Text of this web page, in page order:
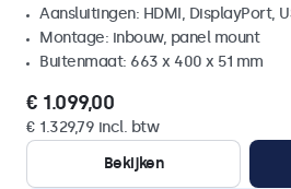
Aansluitingen: HDMI, DisplayPort,
Montage: inbouw, panel mount
Buitenmaat: 663 x 400 x 51 mm
€ 1.099,00
€ 1.329,79 incl. btw
Bekijken